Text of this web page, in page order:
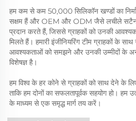
हम कम से कम 50,000 सिलिकॉन खण्डों का
सक्षम हैं और OEM और ODM जैसे लचीले सटैन
प्रदान करते हैं, जिससे ग्राहकों को उनकी
मिलते हैं। हमारी इंजीनियरिंग टीम ग्राहकों के
आवश्यकताओं को समझने और उनकी उम्मीदों के
विशेषज्ञ है।
हम विश्व के हर कोने से ग्राहकों को साथ देने के
ताकि हम दोनों का सफलतापूर्वक सहयोग हो।
के माध्यम से एक समृद्ध मार्ग तय करें।